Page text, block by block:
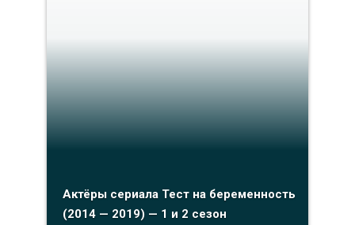
Актёры сериала Тест на беременность
(2014 — 2019) — 1 и 2 сезон